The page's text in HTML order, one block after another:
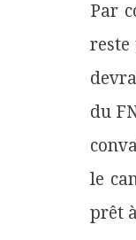
Par
reste
du
le
prêt